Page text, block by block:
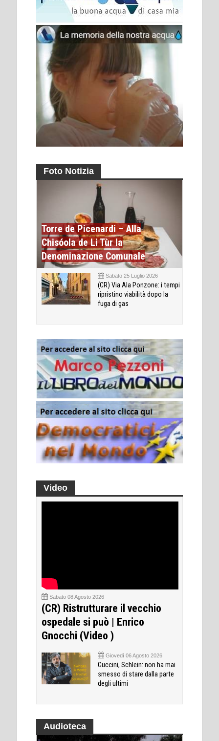
Foto Notizia
Torre de Picenardi – Alla
Chisóola de Li Tùr la
Denominazione Comunale
Sabato 25 Luglio 2026
(CR) Via Ala Ponzone: i tempi
ripristino viabilità dopo la
fuga di gas
Video
Sabato 08 Agosto 2026
(CR) Ristrutturare il vecchio
ospedale si può | Enrico
Gnocchi (Video )
Giovedì 06 Agosto 2026
Guccini, Schlein: non ha mai
smesso di stare dalla parte
degli ultimi
Audioteca